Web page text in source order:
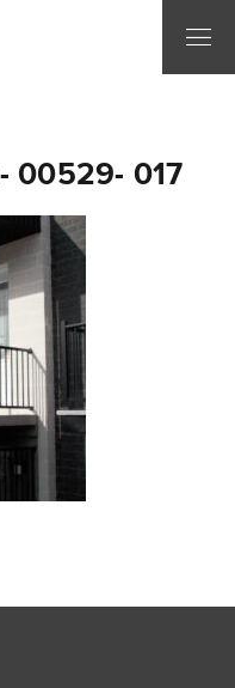
00529- 017